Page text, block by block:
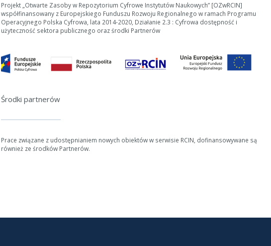
Projekt „Otwarte Zasoby w Repozytorium Cyfrowe Instytutów Naukowych” [OZwRCIN]
współfinansowany z Europejskiego Funduszu Rozwoju Regionalnego w ramach Programu
Operacyjnego Polska Cyfrowa, lata 2014-2020, Działanie 2.3 : Cyfrowa dostępność i
użyteczność sektora publicznego oraz środki Partnerów
Środki partnerów
Prace związane z udostępnianiem nowych obiektów w serwisie RCIN, dofinansowywane są
również ze środków Partnerów.